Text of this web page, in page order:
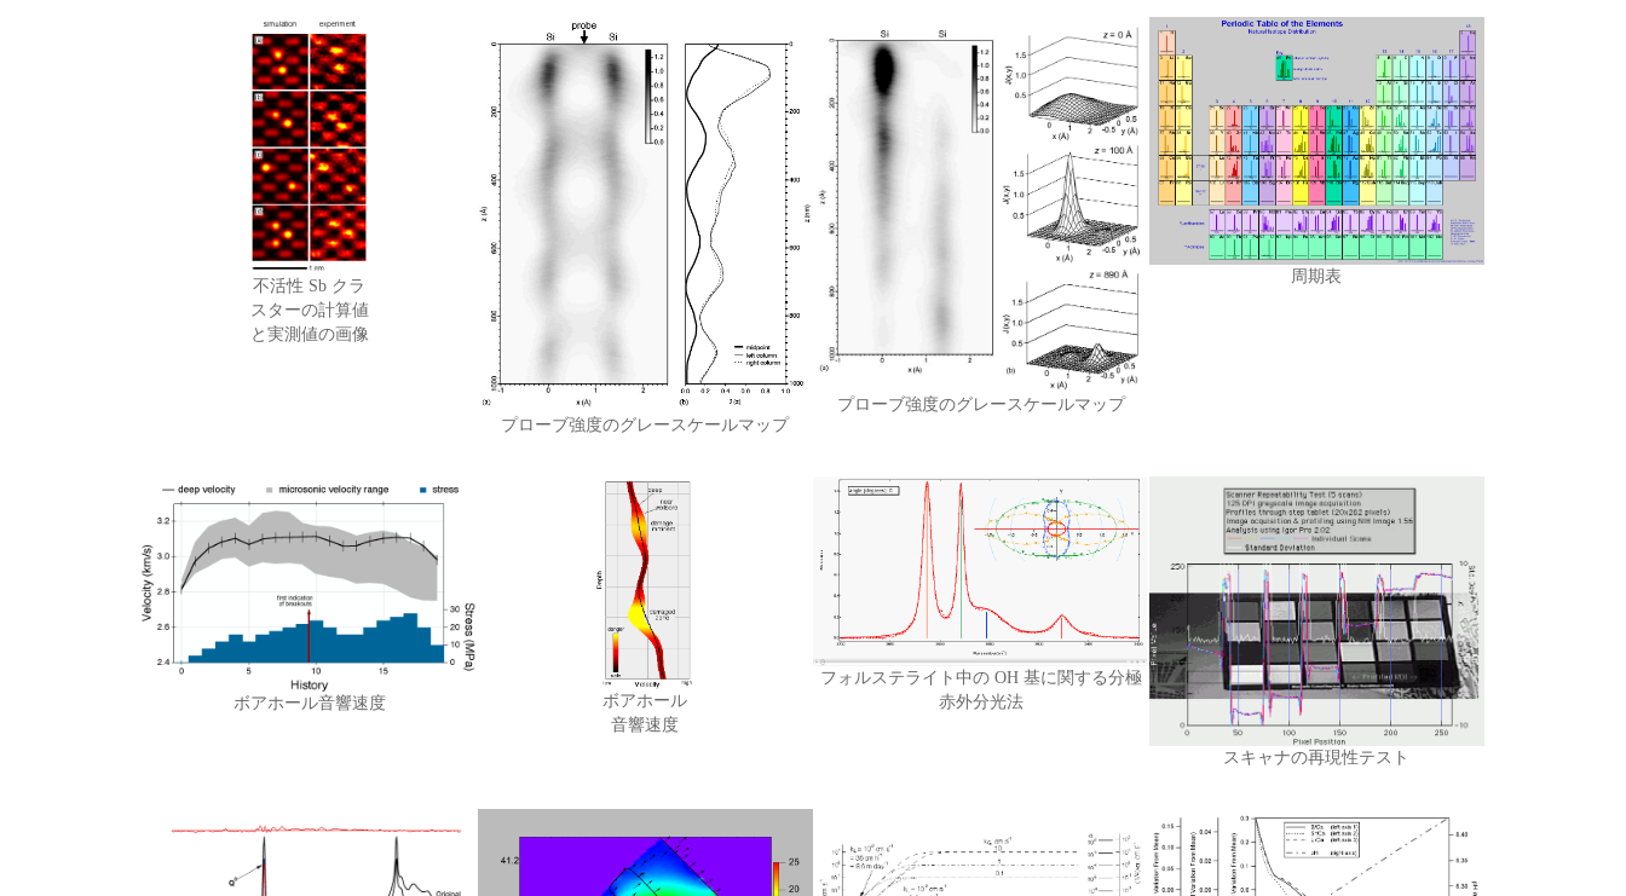
不活性 Sb クラ
スターの計算値
と実測値の画像
プローブ強度のグレースケールマップ
プローブ強度のグレースケールマップ
周期表
ボアホール音響速度
ボアホール
音響速度
フォルステライト中の OH 基に関する分極
赤外分光法
スキャナの再現性テスト